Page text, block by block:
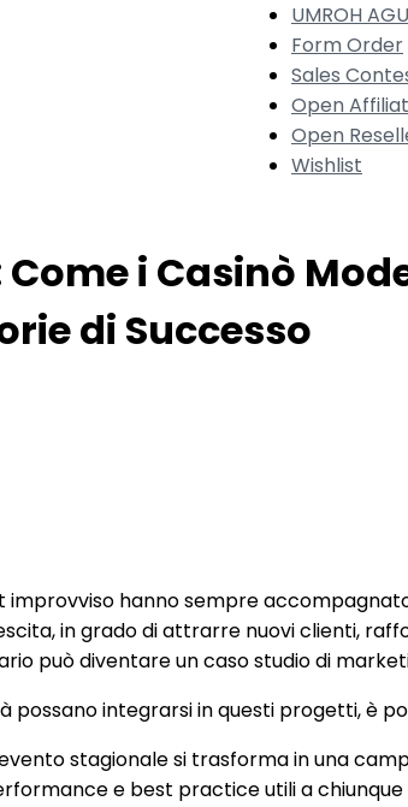
UMROH
Form Order
Sales
Open
Open
Wishlist
i Casinò
di Successo
hanno sempre
in grado di attrarre nuovi clienti,
può diventare un caso studio di
integrarsi in questi progetti, è
stagionale si trasforma in una
e best practice utili a chiunque